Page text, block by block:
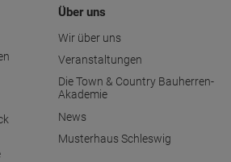
Über uns
Wir über uns
Veranstaltungen
Die Town & Country Bauherren-
Akademie
News
Musterhaus Schleswig